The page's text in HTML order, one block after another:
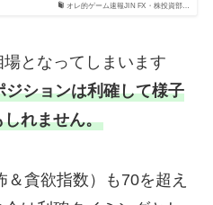
オレ的ゲーム速報JIN FX・株投資部…
となってしまいます
ションは利確して様子
れません。
貪欲指数）も70を超え